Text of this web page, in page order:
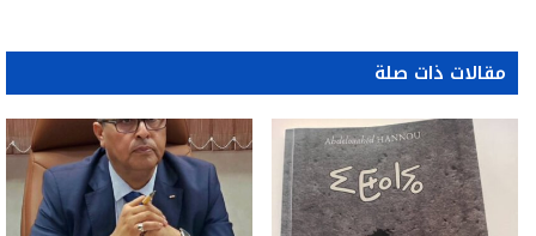
مقالات ذات صلة